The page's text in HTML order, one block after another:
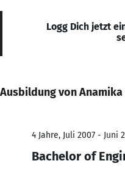
Logg Dich jetzt
Ausbildung von Anamika
4 Jahre, Juli 2007 - Juni
Bachelor of